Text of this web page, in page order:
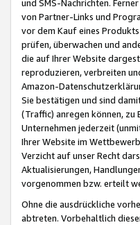
und SMS-Nachrichten.
von Partner-Links und
vor dem Kauf eines
prüfen, überwachen und
die auf Ihrer Website
reproduzieren, verbreiten
Amazon-
Sie bestätigen und sind
(Traffic) anregen können, zu
Unternehmen jederzeit
Ihrer Website im
Verzicht auf unser Recht
Aktualisierungen,
vorgenommen bzw. erteilt
Ohne die ausdrückliche
abtreten. Vorbehaltlich